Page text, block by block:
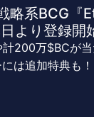
略系BCG
より登録開
200万$BCが
は追加特典も